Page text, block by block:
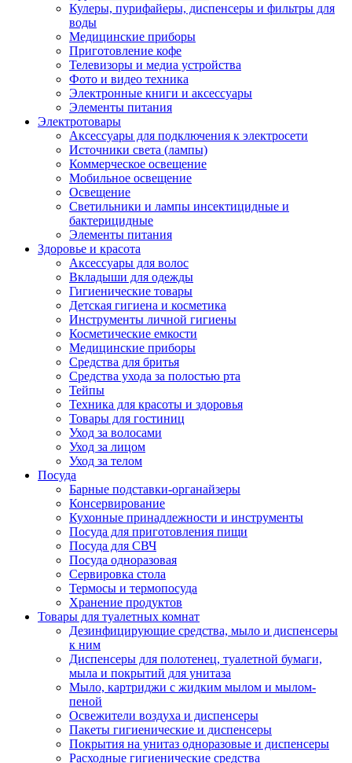
Кулеры, пурифайеры, диспенсеры и фильтры для
воды
Медицинские приборы
Приготовление кофе
Телевизоры и медиа устройства
Фото и видео техника
Электронные книги и аксессуары
Элементы питания
Электротовары
Аксессуары для подключения к электросети
Источники света (лампы)
Коммерческое освещение
Мобильное освещение
Освещение
Светильники и лампы инсектицидные и
бактерицидные
Элементы питания
Здоровье и красота
Аксессуары для волос
Вкладыши для одежды
Гигиенические товары
Детская гигиена и косметика
Инструменты личной гигиены
Косметические емкости
Медицинские приборы
Средства для бритья
Средства ухода за полостью рта
Тейпы
Техника для красоты и здоровья
Товары для гостиниц
Уход за волосами
Уход за лицом
Уход за телом
Посуда
Барные подставки-органайзеры
Консервирование
Кухонные принадлежности и инструменты
Посуда для приготовления пищи
Посуда для СВЧ
Посуда одноразовая
Сервировка стола
Термосы и термопосуда
Хранение продуктов
Товары для туалетных комнат
Дезинфицирующие средства, мыло и диспенсеры
к ним
Диспенсеры для полотенец, туалетной бумаги,
мыла и покрытий для унитаза
Мыло, картриджи с жидким мылом и мылом-
пеной
Освежители воздуха и диспенсеры
Пакеты гигиенические и диспенсеры
Покрытия на унитаз одноразовые и диспенсеры
Расходные гигиенические средства